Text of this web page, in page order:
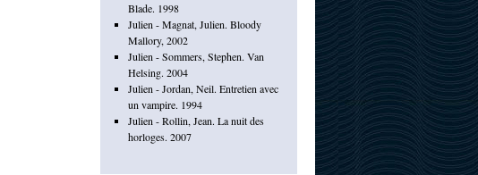
Blade. 1998
Julien - Magnat, Julien. Bloody
Mallory, 2002
Julien - Sommers, Stephen. Van
Helsing. 2004
Julien - Jordan, Neil. Entretien avec
un vampire. 1994
Julien - Rollin, Jean. La nuit des
horloges. 2007